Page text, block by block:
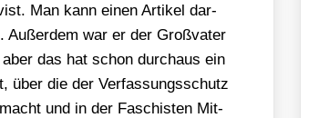
Man kann einen Arti­kel dar­
Außer­dem war er der Groß­va­ter
das hat schon durch­aus ein
über die der Ver­fas­sungs­schutz
und in der Faschis­ten Mit­